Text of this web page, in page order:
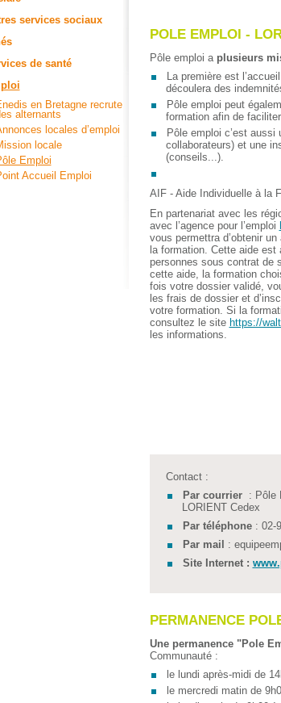
services sociaux
de santé
en Bretagne recrute
alternants
locales d’emploi
locale
Emploi
Accueil Emploi
POLE EMPLOI -
Pôle emploi a plusieurs
La première est
découlera des
Pôle emploi peut
formation afin de faciliter
Pôle emploi c’est aussi
collaborateurs) et une
(conseils...).
AIF - Aide Individuelle à la
En partenariat avec les
avec l’agence pour l’emploi
vous permettra d’obtenir
la formation. Cette aide est
personnes sous contrat de
cette aide, la formation
fois votre dossier validé,
les frais de dossier et
votre formation. Si la
consultez le site https://
les informations.
Contact :
Par courrier : Pôle
LORIENT Cedex
Par téléphone: 02-
Par mail
:
Site Internet :
PERMANENCE
Une permanence "Pole
Communauté :
le lundi après-midi de
le mercredi matin de